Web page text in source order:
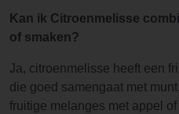
Kan ik Citroenmelisse
of smaken?
Ja, citroenmelisse heeft een
die goed samengaat met
fruitige melanges met appel